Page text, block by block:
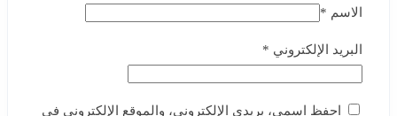
الاسم *
البريد الإلكتروني *
احفظ اسمي، بريدي الإلكتروني، والموقع الإلكتروني في